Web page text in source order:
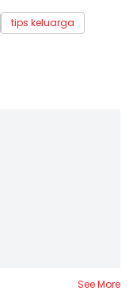
tips keluarga
See More